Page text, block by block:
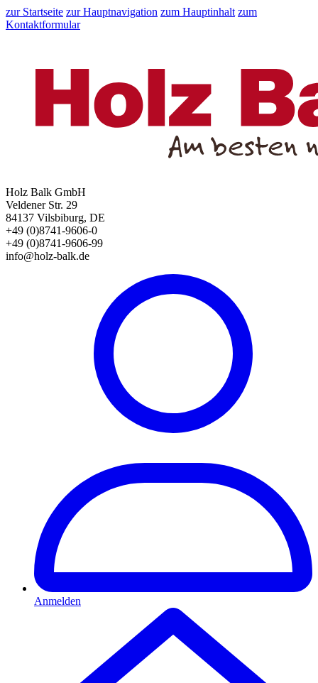
zur Startseite zur Hauptnavigation zum Hauptinhalt zum
Kontaktformular
Holz Balk GmbH
Veldener Str. 29
84137 Vilsbiburg, DE
+49 (0)8741-9606-0
+49 (0)8741-9606-99
info@holz-balk.de
Anmelden